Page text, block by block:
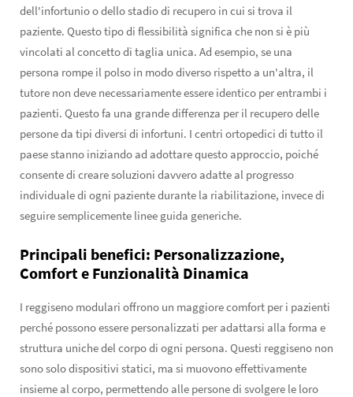
dell'infortunio o dello stadio di recupero in cui si trova il
paziente. Questo tipo di flessibilità significa che non si è più
vincolati al concetto di taglia unica. Ad esempio, se una
persona rompe il polso in modo diverso rispetto a un'altra, il
tutore non deve necessariamente essere identico per entrambi i
pazienti. Questo fa una grande differenza per il recupero delle
persone da tipi diversi di infortuni. I centri ortopedici di tutto il
paese stanno iniziando ad adottare questo approccio, poiché
consente di creare soluzioni davvero adatte al progresso
individuale di ogni paziente durante la riabilitazione, invece di
seguire semplicemente linee guida generiche.
Principali benefici: Personalizzazione,
Comfort e Funzionalità Dinamica
I reggiseno modulari offrono un maggiore comfort per i pazienti
perché possono essere personalizzati per adattarsi alla forma e
struttura uniche del corpo di ogni persona. Questi reggiseno non
sono solo dispositivi statici, ma si muovono effettivamente
insieme al corpo, permettendo alle persone di svolgere le loro